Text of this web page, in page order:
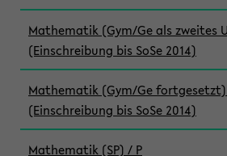
Mathematik (Gym/Ge als zweites
(Einschreibung bis SoSe 2014)
Mathematik (Gym/Ge fortgesetzt)
(Einschreibung bis SoSe 2014)
Mathematik (SP) / P